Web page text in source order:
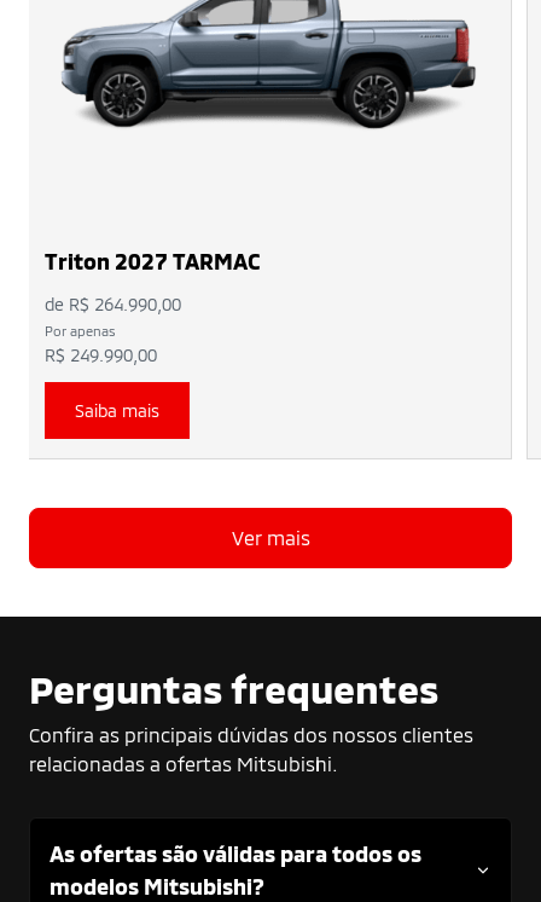
Triton 2027 TARMAC
de R$ 264.990,00
Por apenas
R$ 249.990,00
Saiba mais
Ver mais
Perguntas frequentes
Confira as principais dúvidas dos nossos clientes
relacionadas a ofertas Mitsubishi.
As ofertas são válidas para todos os
modelos Mitsubishi?